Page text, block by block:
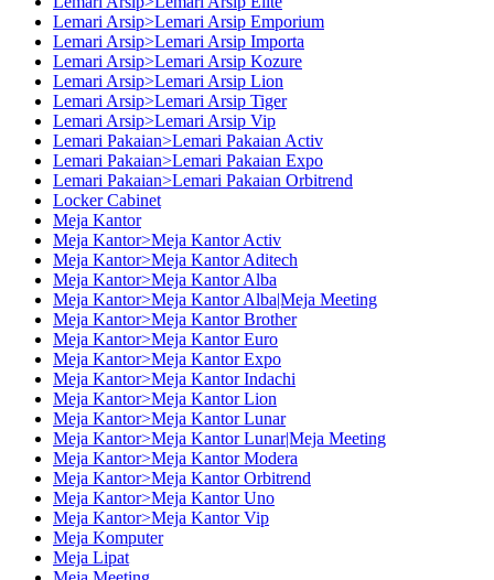
Lemari Arsip>Lemari Arsip Emporium
Lemari Arsip>Lemari Arsip Importa
Lemari Arsip>Lemari Arsip Kozure
Lemari Arsip>Lemari Arsip Lion
Lemari Arsip>Lemari Arsip Tiger
Lemari Arsip>Lemari Arsip Vip
Lemari Pakaian>Lemari Pakaian Activ
Lemari Pakaian>Lemari Pakaian Expo
Lemari Pakaian>Lemari Pakaian Orbitrend
Locker Cabinet
Meja Kantor
Meja Kantor>Meja Kantor Activ
Meja Kantor>Meja Kantor Aditech
Meja Kantor>Meja Kantor Alba
Meja Kantor>Meja Kantor Alba|Meja Meeting
Meja Kantor>Meja Kantor Brother
Meja Kantor>Meja Kantor Euro
Meja Kantor>Meja Kantor Expo
Meja Kantor>Meja Kantor Indachi
Meja Kantor>Meja Kantor Lion
Meja Kantor>Meja Kantor Lunar
Meja Kantor>Meja Kantor Lunar|Meja Meeting
Meja Kantor>Meja Kantor Modera
Meja Kantor>Meja Kantor Orbitrend
Meja Kantor>Meja Kantor Uno
Meja Kantor>Meja Kantor Vip
Meja Komputer
Meja Lipat